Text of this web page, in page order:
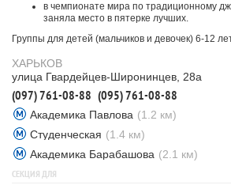
в чемпионате мира по традиционному
заняла место в пятерке лучших.
Группы для детей (мальчиков и девочек) 6-12
ХАРЬКОВ
улица Гвардейцев-Широнинцев, 28а
(097) 761-08-88 (095) 761-08-88
Академика Павлова (1.2 км)
Студенческая (1.4 км)
Академика Барабашова (2.1 км)
СЕКЦИЯ ДЛЯ